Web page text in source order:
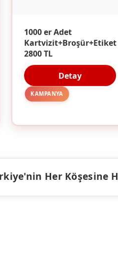
1000 er Adet
Kartvizit+Broşür+Etiket
2800 TL
Detay
KAMPANYA
Her Köşesine